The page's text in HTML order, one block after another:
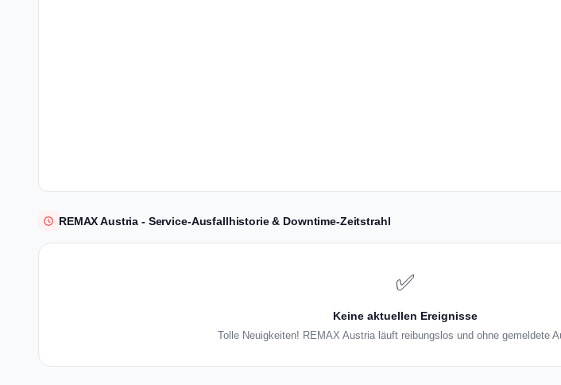
REMAX Austria - Service-Ausfallhistorie & Downtime-Zeitstrahl
✅
Keine aktuellen Ereignisse
Tolle Neuigkeiten! REMAX Austria läuft reibungslos und ohne gemeldete